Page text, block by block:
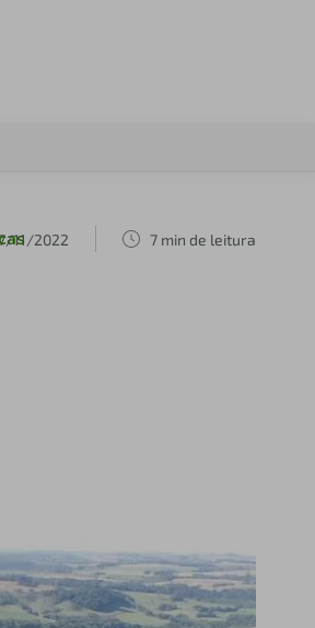
11/2022 7 min de leitura